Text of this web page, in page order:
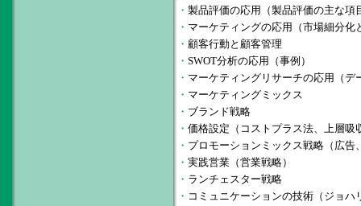
・ 製品評価の応用（製品評価の主な項
・ マーケティングの応用（市場細分
・ 顧客行動と顧客管理
・ SWOT分析の応用（事例）
・ マーケティングリサーチの応用（
・ マーケティングミックス
・ ブランド戦略
・ 価格設定（コストプラス法、上層吸
・ プロモーションミックス戦略（広告
・ 実践営業（営業戦略）
・ ランチェスター戦略
・ コミュニケーションの技術（ジョハ